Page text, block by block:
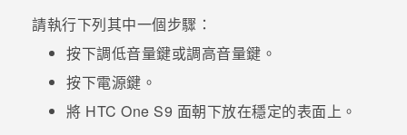
請執行下列其中一個步驟：
按下調低音量鍵或調高音量鍵。
按下電源鍵。
將 HTC One S9‍ 面朝下放在穩定的表面上。